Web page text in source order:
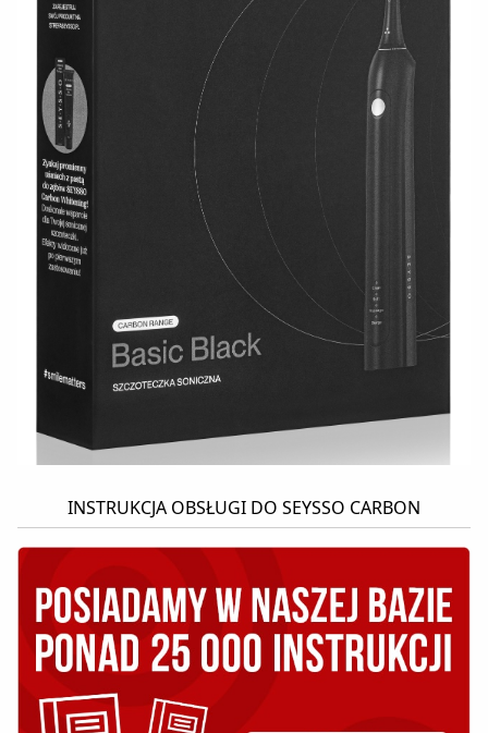
INSTRUKCJA OBSŁUGI DO SEYSSO CARBON